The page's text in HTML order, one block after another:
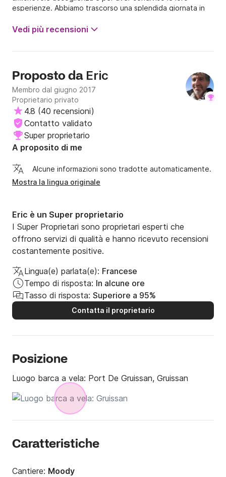
esperienze. Abbiamo trascorso una splendida giornata in
Vedi più recensioni
Proposto da Eric
Membro dal giugno 2017
Proprietario privato
4.8 (40 recensioni)
Contatto validato
Super proprietario
A proposito di me
Alcune informazioni sono tradotte automaticamente.
Mostra la lingua originale
Eric è un Super proprietario
I Super Proprietari sono proprietari esperti che
offrono servizi di qualità e hanno ricevuto recensioni
costantemente positive.
Lingua(e) parlata(e): Francese
Tempo di risposta: In alcune ore
Tasso di risposta: Superiore a 95%
Contatta il proprietario
Posizione
Luogo barca a vela: Port De Gruissan, Gruissan
Caratteristiche
Cantiere: Moody